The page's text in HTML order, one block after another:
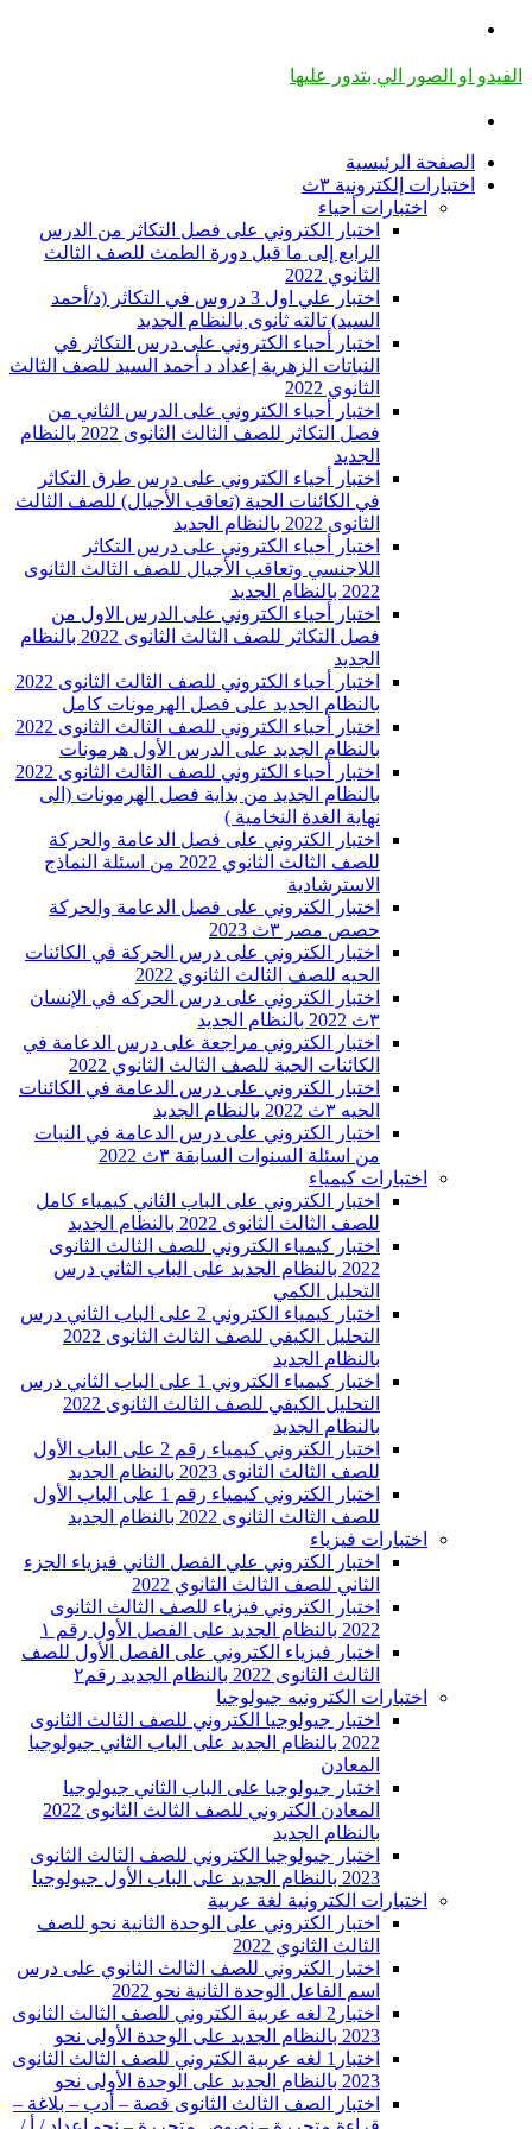
الفيدو او الصور الي بتدور عليها
الصفحة الرئيسية
اختبارات إلكترونية ٣ث
اختبارات أحياء
اختبار الكتروني على فصل التكاثر من الدرس
الرابع إلى ما قبل دورة الطمث للصف الثالث
الثانوي 2022
اختبار علي اول 3 دروس في التكاثر (د/أحمد
السيد) تالته ثانوى بالنظام الجديد
اختبار أحياء الكتروني على درس التكاثر في
النباتات الزهرية إعداد د أحمد السيد للصف الثالث
الثانوي 2022
اختبار أحياء الكتروني على الدرس الثاني من
فصل التكاثر للصف الثالث الثانوى 2022 بالنظام
الجديد
اختبار أحياء الكتروني على درس طرق التكاثر
في الكائنات الحية (تعاقب الأجيال) للصف الثالث
الثانوى 2022 بالنظام الجديد
اختبار أحياء الكتروني على درس التكاثر
اللاجنسي وتعاقب الأجيال للصف الثالث الثانوى
2022 بالنظام الجديد
اختبار أحياء الكتروني على الدرس الاول من
فصل التكاثر للصف الثالث الثانوى 2022 بالنظام
الجديد
اختبار أحياء الكتروني للصف الثالث الثانوى 2022
بالنظام الجديد على فصل الهرمونات كامل
اختبار أحياء الكتروني للصف الثالث الثانوى 2022
بالنظام الجديد على الدرس الأول هرمونات
اختبار أحياء الكتروني للصف الثالث الثانوى 2022
بالنظام الجديد من بداية فصل الهرمونات (الى
نهاية الغدة النخامية )
اختبار الكتروني على فصل الدعامة والحركة
للصف الثالث الثانوي 2022 من اسئلة النماذج
الاسترشادية
اختبار الكتروني على فصل الدعامة والحركة
حصص مصر ٣ث 2023
اختبار الكتروني على درس الحركة في الكائنات
الحيه للصف الثالث الثانوي 2022
اختبار الكتروني على درس الحركه في الإنسان
٣ث 2022 بالنظام الجديد
اختبار الكتروني مراجعة على درس الدعامة في
الكائنات الحية للصف الثالث الثانوي 2022
اختبار الكتروني على درس الدعامة في الكائنات
الحيه ٣ث 2022 بالنظام الجديد
اختبار الكتروني على درس الدعامة في النبات
من اسئلة السنوات السابقة ٣ث 2022
اختبارات كيمياء
اختبار الكتروني على الباب الثاني كيمياء كامل
للصف الثالث الثانوى 2022 بالنظام الجديد
اختبار كيمياء الكتروني للصف الثالث الثانوى
2022 بالنظام الجديد على الباب الثاني درس
التحليل الكمي
اختبار كيمياء الكتروني 2 على الباب الثاني درس
التحليل الكيفي للصف الثالث الثانوى 2022
بالنظام الجديد
اختبار كيمياء الكتروني 1 على الباب الثاني درس
التحليل الكيفي للصف الثالث الثانوى 2022
بالنظام الجديد
اختبار الكتروني كيمياء رقم 2 على الباب الأول
للصف الثالث الثانوى 2023 بالنظام الجديد
اختبار الكتروني كيمياء رقم 1 على الباب الأول
للصف الثالث الثانوى 2022 بالنظام الجديد
اختبارات فيزياء
اختبار الكتروني علي الفصل الثاني فيزياء الجزء
الثاني للصف الثالث الثانوي 2022
اختبار الكتروني فيزياء للصف الثالث الثانوى
2022 بالنظام الجديد على الفصل الأول رقم ١
اختبار فيزياء الكتروني على الفصل الأول للصف
الثالث الثانوى 2022 بالنظام الجديد رقم٢
اختبارات الكترونيه جيولوجيا
اختبار جيولوجيا الكتروني للصف الثالث الثانوى
2022 بالنظام الجديد على الباب الثاني جيولوجيا
المعادن
اختبار جيولوجيا على الباب الثاني جيولوجيا
المعادن الكتروني للصف الثالث الثانوى 2022
بالنظام الجديد
اختبار جيولوجيا الكتروني للصف الثالث الثانوى
2023 بالنظام الجديد على الباب الأول جيولوجيا
اختبارات الكترونية لغة عربية
اختبار الكتروني على الوحدة الثانية نحو للصف
الثالث الثانوي 2022
اختبار الكتروني للصف الثالث الثانوي على درس
اسم الفاعل الوحدة الثانية نحو 2022
اختبار2 لغه عربية الكتروني للصف الثالث الثانوى
2023 بالنظام الجديد على الوحدة الأولى نحو
اختبار1 لغه عربية الكتروني للصف الثالث الثانوى
2023 بالنظام الجديد على الوحدة الأولى نحو
اختبار الصف الثالث الثانوى قصة – أدب – بلاغة –